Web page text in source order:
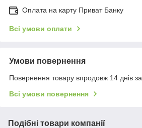
Оплата на карту Приват Банку
Всі умови оплати
Умови повернення
Повернення товару впродовж 14 днів
Всі умови повернення
Подібні товари компанії